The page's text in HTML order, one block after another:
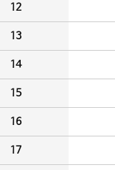
12
13
14
15
16
17